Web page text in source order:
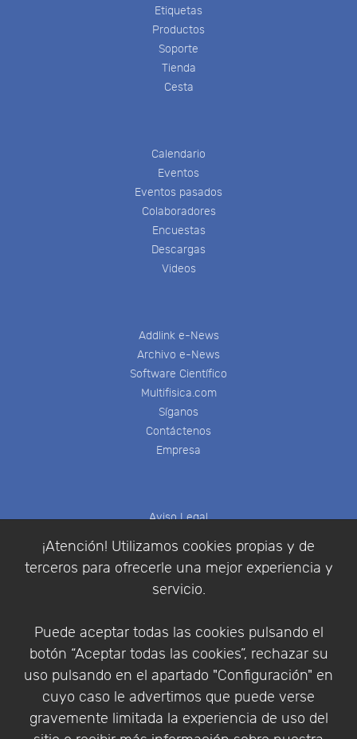
¡Atención! Utilizamos cookies propias y de
terceros para ofrecerle una mejor experiencia y
servicio.
Puede aceptar todas las cookies pulsando el
botón “Aceptar todas las cookies”, rechazar su
uso pulsando en el apartado "Configuración" en
cuyo caso le advertimos que puede verse
gravemente limitada la experiencia de uso del
Etiquetas
Productos
Soporte
Tienda
Cesta
Calendario
Eventos
Eventos pasados
Colaboradores
Encuestas
Descargas
Videos
Addlink e-News
Archivo e-News
Software Científico
Multifisica.com
Síganos
Contáctenos
Empresa
Aviso Legal
Política de Privacidad
Condiciones de compra
Identificarse
Empresa|Aviso Legal| Política de Privacidad |
Política de Cookies